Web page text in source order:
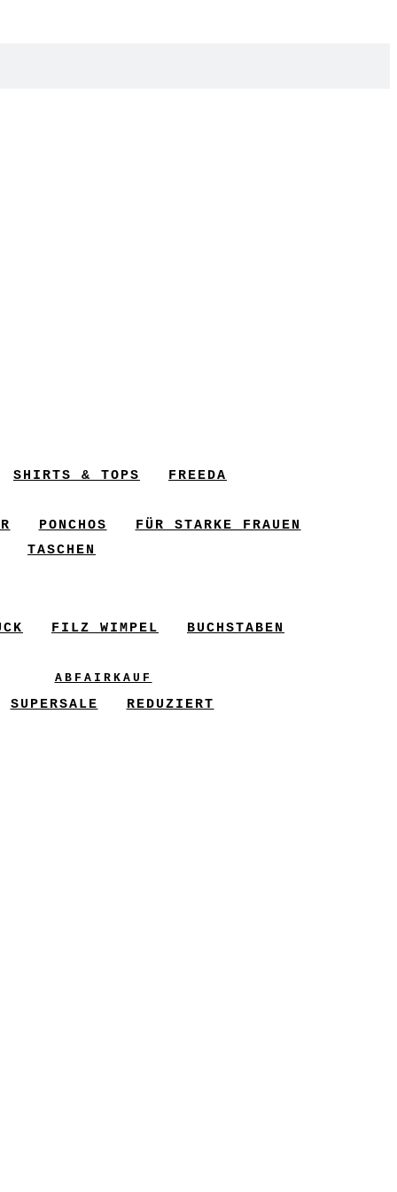
SHIRTS & TOPS FREEDA
PONCHOS
FÜR STARKE FRAUEN
TASCHEN
FILZ WIMPEL BUCHSTABEN
ABFAIRKAUF
SUPERSALE REDUZIERT